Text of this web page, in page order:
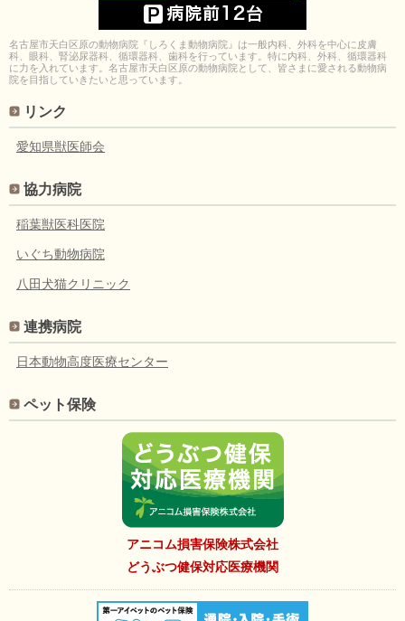
名古屋市天白区原の動物病院『しろくま動物病院』は一般内科、外科を中心に皮膚
科、眼科、腎泌尿器科、循環器科、歯科を行っています。特に内科、外科、循環器科
に力を入れています。名古屋市天白区原の動物病院として、皆さまに愛される動物病
院を目指していきたいと思っています。
リンク
愛知県獣医師会
協力病院
稲葉獣医科医院
いぐち動物病院
八田犬猫クリニック
連携病院
日本動物高度医療センター
ペット保険
アニコム損害保険株式会社
どうぶつ健保対応医療機関